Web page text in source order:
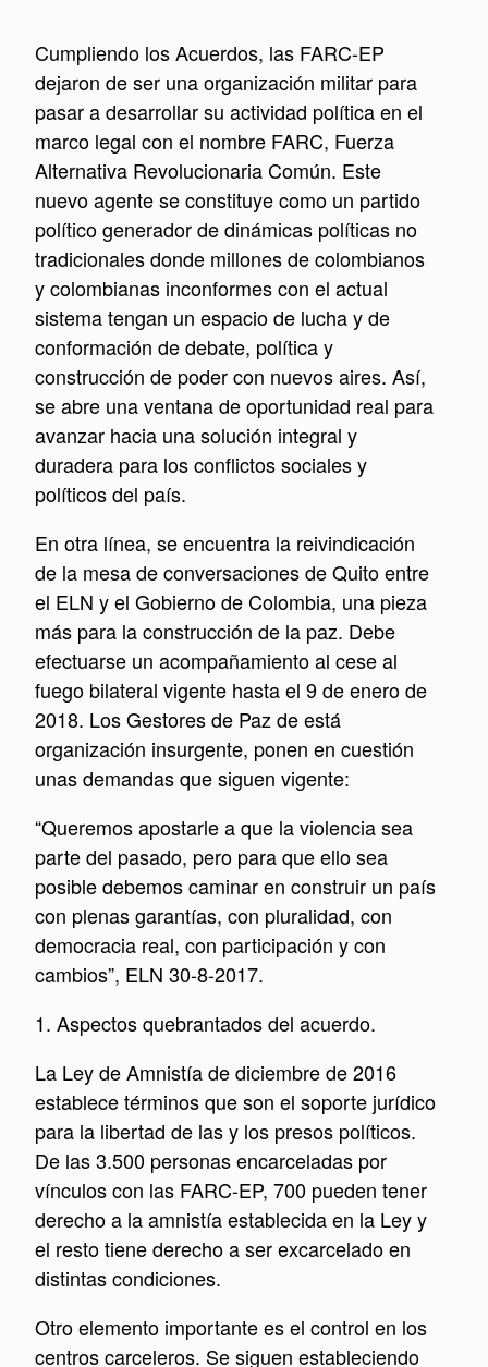
Cumpliendo los Acuerdos, las FARC-EP
dejaron de ser una organización militar para
pasar a desarrollar su actividad política en el
marco legal con el nombre FARC, Fuerza
Alternativa Revolucionaria Común. Este
nuevo agente se constituye como un partido
político generador de dinámicas políticas no
tradicionales donde millones de colombianos
y colombianas inconformes con el actual
sistema tengan un espacio de lucha y de
conformación de debate, política y
construcción de poder con nuevos aires. Así,
se abre una ventana de oportunidad real para
avanzar hacia una solución integral y
duradera para los conflictos sociales y
políticos del país.
En otra línea, se encuentra la reivindicación
de la mesa de conversaciones de Quito entre
el ELN y el Gobierno de Colombia, una pieza
más para la construcción de la paz. Debe
efectuarse un acompañamiento al cese al
fuego bilateral vigente hasta el 9 de enero de
2018. Los Gestores de Paz de está
organización insurgente, ponen en cuestión
unas demandas que siguen vigente:
“Queremos apostarle a que la violencia sea
parte del pasado, pero para que ello sea
posible debemos caminar en construir un país
con plenas garantías, con pluralidad, con
democracia real, con participación y con
cambios”, ELN 30-8-2017.
1. Aspectos quebrantados del acuerdo.
La Ley de Amnistía de diciembre de 2016
establece términos que son el soporte jurídico
para la libertad de las y los presos políticos.
De las 3.500 personas encarceladas por
vínculos con las FARC-EP, 700 pueden tener
derecho a la amnistía establecida en la Ley y
el resto tiene derecho a ser excarcelado en
distintas condiciones.
Otro elemento importante es el control en los
centros carceleros. Se siguen estableciendo